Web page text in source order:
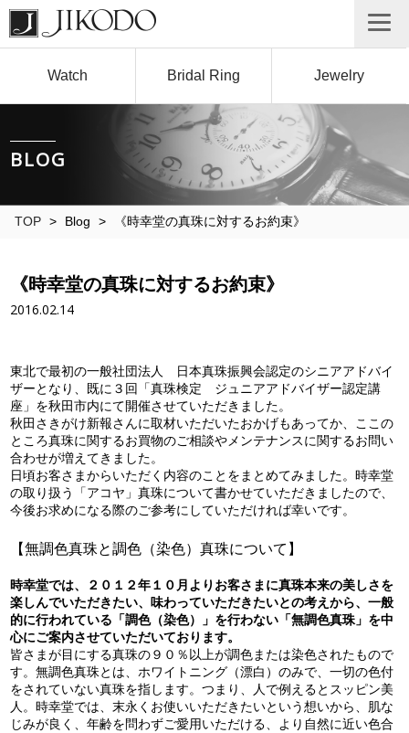
Watch Bridal Ring Jewelry
BLOG
TOP > Blog > 《時幸堂の真珠に対するお約束》
《時幸堂の真珠に対するお約束》
2016.02.14
東北で最初の一般社団法人 日本真珠振興会認定のシニアアドバイ
ザーとなり、既に３回「真珠検定 ジュニアアドバイザー認定講
座」を秋田市内にて開催させていただきました。
秋田さきがけ新報さんに取材いただいたおかげもあってか、ここの
ところ真珠に関するお買物のご相談やメンテナンスに関するお問い
合わせが増えてきました。
日頃お客さまからいただく内容のことをまとめてみました。時幸堂
の取り扱う「アコヤ」真珠について書かせていただきましたので、
今後お求めになる際のご参考にしていただければ幸いです。
【無調色真珠と調色（染色）真珠について】
時幸堂では、２０１２年１０月よりお客さまに真珠本来の美しさを
楽しんでいただきたい、味わっていただきたいとの考えから、一般
的に行われている「調色（染色）」を行わない「無調色真珠」を中
心にご案内させていただいております。
皆さまが目にする真珠の９０％以上が調色または染色されたもので
す。無調色真珠とは、ホワイトニング（漂白）のみで、一切の色付
をされていない真珠を指します。つまり、人で例えるとスッピン美
人。時幸堂では、末永くお使いいただきたいという想いから、肌な
じみが良く、年齢を問わずご愛用いただける、より自然に近い色合